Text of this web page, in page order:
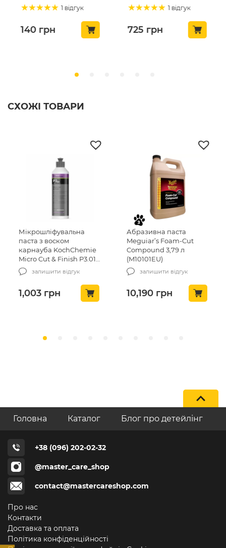
1 відгук
140грн
50х80, 1200gsm (CDL-
1 відгук
725грн
СХОЖІ ТОВАРИ
Мікрошліфувальна
паста з воском
карнауба KochChemie
Micro Cut & Finish P3.01,
250 мл (404250)
залишити відгук
1,003грн
Абразивна паста
Meguiar’s Foam-Cut
Compound 3,79 л
(M10101EU)
залишити відгук
10,190грн
Головна Каталог Блог про детейлінг
+38 (096) 202-02-32
@master_care_shop
contact@mastercareshop.com
Про нас
Контакти
Доставка та оплата
Політика конфіденційності